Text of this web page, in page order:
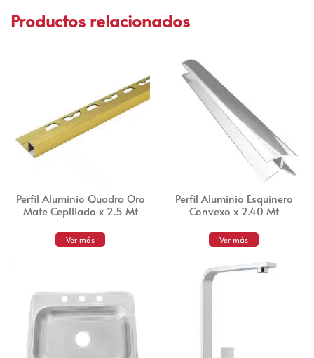
Productos relacionados
Perfil Aluminio Quadra Oro
Mate Cepillado x 2.5 Mt
Ver más
Perfil Aluminio Esquinero
Convexo x 2.40 Mt
Ver más